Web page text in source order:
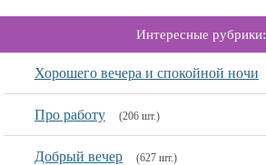
Интересные рубрики:
Хорошего вечера и спокойной ночи
Про работу (206 шт.)
Добрый вечер (627 шт.)